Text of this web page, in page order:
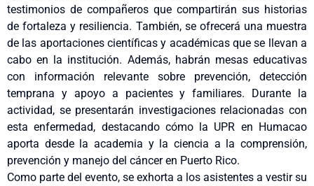
testimonios de compañeros que compartirán sus historias
de fortaleza y resiliencia. También, se ofrecerá una muestra
de las aportaciones científicas y académicas que se llevan a
cabo en la institución. Además, habrán mesas educativas
con información relevante sobre prevención, detección
temprana y apoyo a pacientes y familiares. Durante la
actividad, se presentarán investigaciones relacionadas con
esta enfermedad, destacando cómo la UPR en Humacao
aporta desde la academia y la ciencia a la comprensión,
prevención y manejo del cáncer en Puerto Rico.
Como parte del evento, se exhorta a los asistentes a vestir su